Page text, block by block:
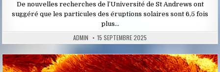
De nouvelles recherches de l’Université de St Andrews ont
suggéré que les particules des éruptions solaires sont 6,5 fois
plus…
ADMIN 15 SEPTEMBRE 2025